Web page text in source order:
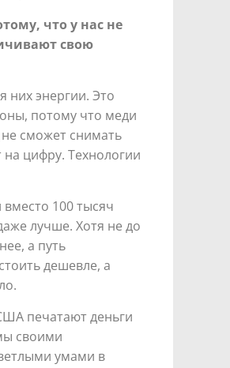
что у нас не
свою
них энергии. Это
потому что меди
сможет снимать
цифру. Технологии
100 тысяч
лучше. Хотя не до
а путь
дешевле, а
печатают деньги
своими
умами в